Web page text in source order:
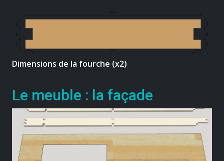
Dimensions de la fourche (x2)
Le meuble : la façade